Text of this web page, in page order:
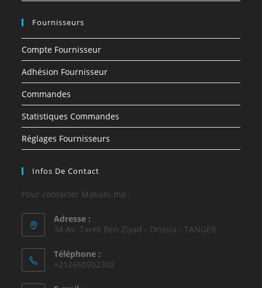
Fournisseurs
Compte Fournisseur
Adhésion Fournisseur
Commandes
Statistiques Commandes
Réglages Fournisseurs
Infos De Contact
Pour contacter Mabani.ma :
Adresse :
34 Av. Tarek Ben Ziyad - Drissia - TANGER
Téléphone :
+212660902302